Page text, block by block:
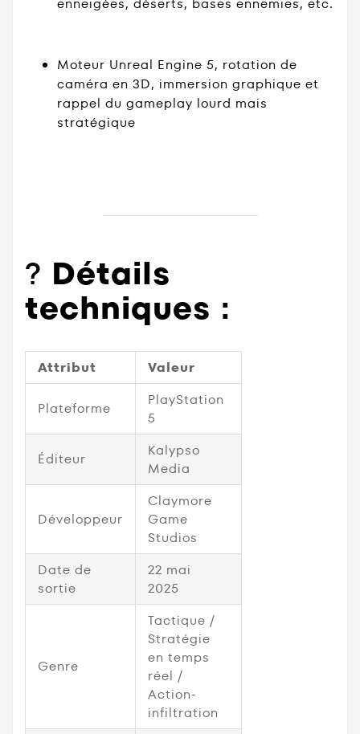
enneigées, déserts, bases ennemies, etc.
Moteur Unreal Engine 5, rotation de
caméra en 3D, immersion graphique et
rappel du gameplay lourd mais
stratégique
? Détails
techniques :
Attribut Valeur
Plateforme
PlayStation
5
Éditeur
Kalypso
Media
Développeur
Claymore
Game
Studios
Date de
sortie
22 mai
2025
Genre
Tactique /
Stratégie
en temps
réel /
Action-
infiltration